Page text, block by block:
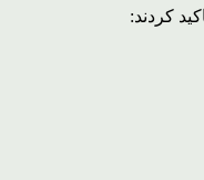
کردند: